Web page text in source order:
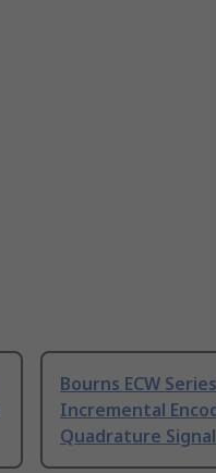
Bourns ECW
Incremental
Quadrature